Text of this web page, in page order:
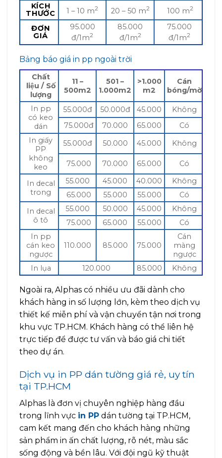
KÍCH
THƯỚC
1 – 10 m2 20 – 50 m2 100 m2
ĐƠN
GIÁ
95.000
đ/1m2
85.000
đ/1m2
75.000
đ/1m2
Bảng báo giá in pp ngoài trời
Chất
liệu / Số
lượng
11 –
500m2
501 –
1.000m2
>1.000
m2
Cán
bóng/mờ
In pp
có keo
dán
55.000đ 50.000đ 45.000
Không
75.000đ
70.000 65.000
Có
In giấy
PP
không
keo
55.000đ 50.000 45.000 Không
75.000 70.000 65.000 Có
In decal
trong
55.000 45.000 40.000
Không
65.000
55.000 55.000
Có
In decal
ô tô
55.000 50.000 45.000
Không
75.000
65.000 55.000
Có
In pp
cán keo
ngược
110.000 85.000 75.000
Cán
màng
ngược
In lụa
120.000 85.000 Không
Ngoài ra, Alphas có nhiều ưu đãi dành cho
khách hàng in số lượng lớn, kèm theo dịch vụ
thiết kế miễn phí và vận chuyển tận nơi trong
khu vực TP.HCM. Khách hàng có thể liên hệ
trực tiếp để được tư vấn và báo giá chi tiết
theo dự án.
Dịch vụ in PP dán tường giá rẻ, uy tín
tại TP.HCM
Alphas là đơn vị chuyên nghiệp hàng đầu
trong lĩnh vực in PP dán tường tại TP.HCM,
cam kết mang đến cho khách hàng những
sản phẩm in ấn chất lượng, rõ nét, màu sắc
sống động và bền lâu. Với đội ngũ kỹ thuật